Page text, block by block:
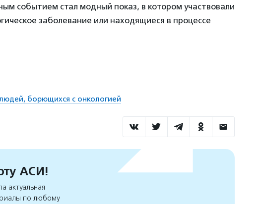
событием стал модный показ, в котором участвовали
заболевание или находящиеся в процессе
борющихся с онкологией
АСИ!
актуальная
по любому